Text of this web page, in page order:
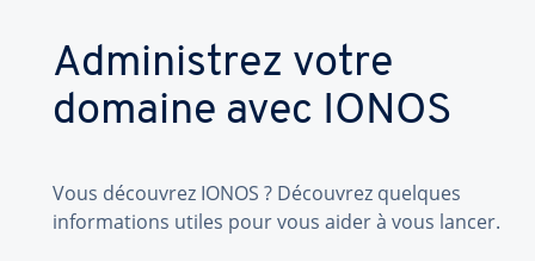
Administrez votre
domaine avec IONOS
Vous découvrez IONOS ? Découvrez quelques
informations utiles pour vous aider à vous lancer.